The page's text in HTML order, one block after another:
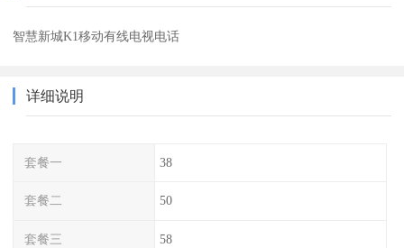
智慧新城K1移动有线电视电话
详细说明
套餐一 38
套餐二 50
套餐三 58